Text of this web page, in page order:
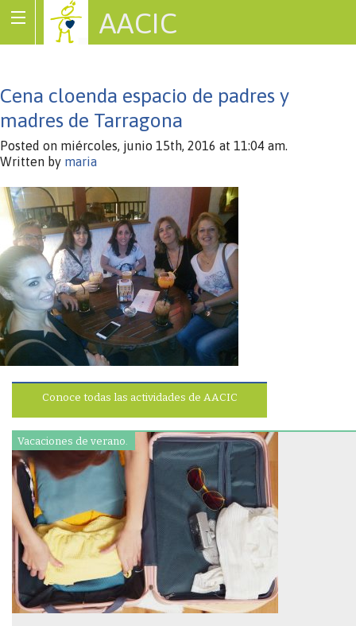
AACIC
Cena cloenda espacio de padres y
madres de Tarragona
Posted on miércoles, junio 15th, 2016 at 11:04 am.
Written by maria
Conoce todas las actividades de AACIC
Vacaciones de verano.